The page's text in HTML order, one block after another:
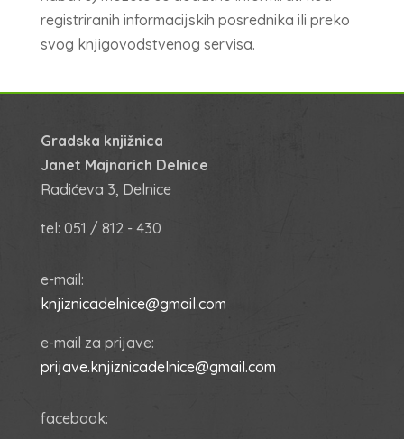
registriranih informacijskih posrednika ili preko
svog knjigovodstvenog servisa.
Gradska knjižnica
Janet Majnarich Delnice
Radićeva 3, Delnice
tel: 051 / 812 - 430
e-mail:
knjiznicadelnice@gmail.com
e-mail za prijave:
prijave.knjiznicadelnice@gmail.com
facebook: